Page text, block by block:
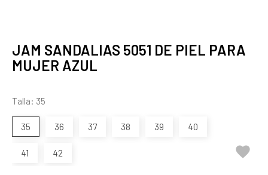
JAM SANDALIAS 5051 DE PIEL PARA
MUJER AZUL
Talla: 35
35 36 37 38 39 40
41 42 